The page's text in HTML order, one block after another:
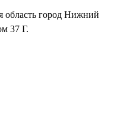
область город Нижний
37 Г.